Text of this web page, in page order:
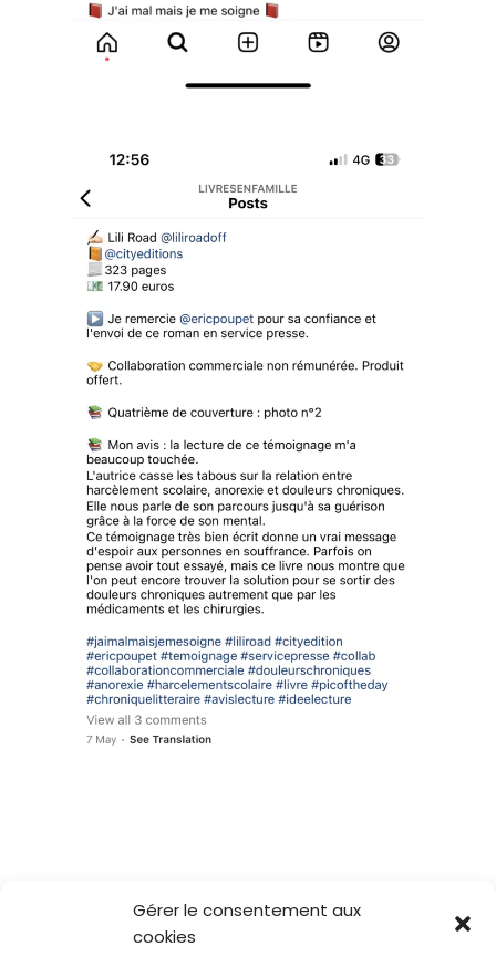
Gérer le consentement aux
cookies